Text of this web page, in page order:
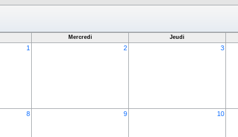
Mercredi Jeudi
1 2 3
8 9 10